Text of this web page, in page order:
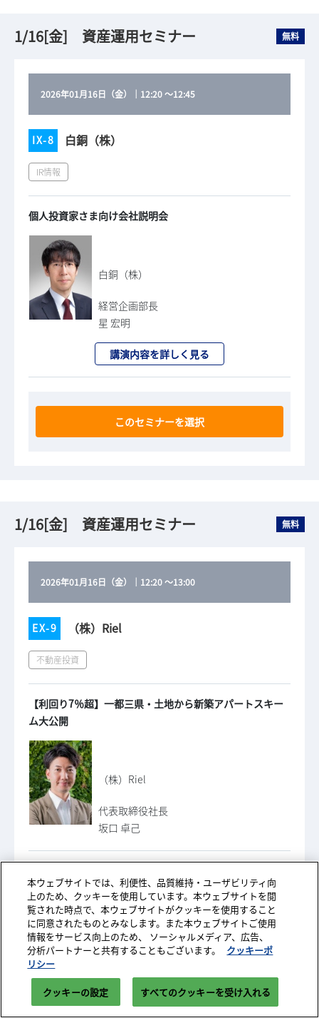
1/16[金] 資産運用セミナー 無料
2026年01月16日（金） 12:20～12:45
IX-8 白銅（株）
IR情報
個人投資家さま向け会社説明会
白銅（株）
経営企画部長
星 宏明
講演内容を詳しく見る
このセミナーを選択
1/16[金] 資産運用セミナー 無料
2026年01月16日（金） 12:20～13:00
EX-9 （株）Riel
不動産投資
【利回り7％超】一都三県・土地から新築アパートスキー
ム大公開
（株）Riel
代表取締役社長
坂口 卓己
副業アカデミー
学長 / 株式会社レベクリ代表取締役
小林 昌裕
講演内容を詳しく見る
0件選択中 お申込みページへ
本ウェブサイトでは、利便性、品質維持・ユーザビリティ向
上のため、クッキーを使用しています。本ウェブサイトを閲
覧された時点で、本ウェブサイトがクッキーを使用すること
に同意されたものとみなします。また本ウェブサイトご使用
情報をサービス向上のため、 ソーシャルメディア、広告、
分析パートナーと共有することもございます。
クッキーポ
リシー
クッキーの設定 すべてのクッキーを受け入れる